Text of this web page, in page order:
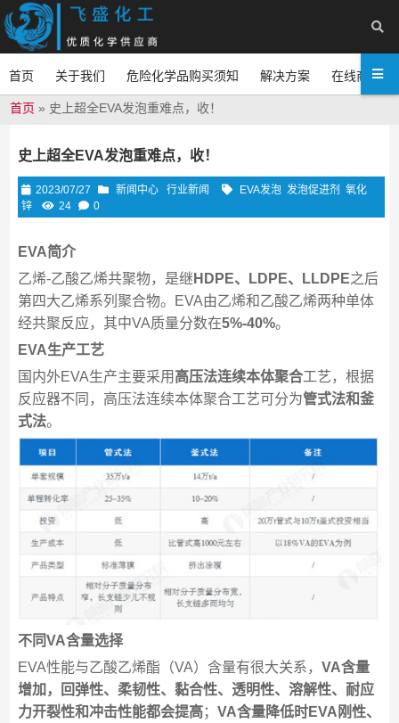
首页 关于我们 危险化学品购买须知 解决方案 在线商城
首页 » 史上超全EVA发泡重难点，收！
史上超全EVA发泡重难点，收！
2023/07/27 新闻中心 行业新闻 EVA发泡 发泡促进剂
氧化
锌
24 0
EVA简介
乙烯-乙酸乙烯共聚物，是继 HDPE、LDPE、LLDPE之后
第四大乙烯系列聚合物。EVA由乙烯和乙酸乙烯两种单体
经共聚反应，其中VA质量分数在5%-40%。
EVA生产工艺
国内外EVA生产主要采用 高压法连续本体聚合工艺，根据
反应器不同，高压法连续本体聚合工艺可分为管式法和釜
式法。
不同VA含量选择
EVA性能与乙酸乙烯酯（VA）含量有很大关系， VA含量
增加，回弹性、柔韧性、黏合性、透明性、溶解性、耐应
力开裂性和冲击性能都会提高； VA含量降低时EVA刚性、